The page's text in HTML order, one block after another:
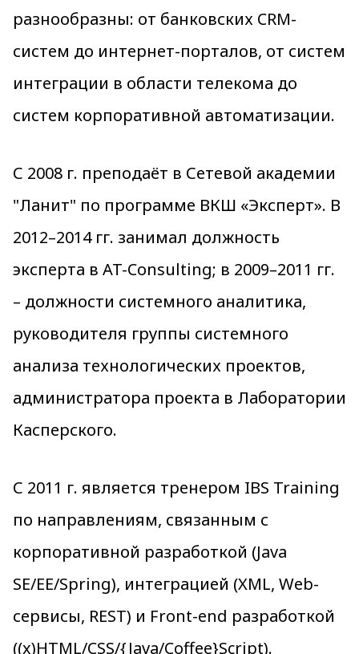
разнообразны: от банковских CRM-
систем до интернет-порталов, от систем
интеграции в области телекома до
систем корпоративной автоматизации.
С 2008 г. преподаёт в Сетевой академии
"Ланит" по программе ВКШ «Эксперт». В
2012–2014 гг. занимал должность
эксперта в AT-Consulting; в 2009–2011 гг.
– должности системного аналитика,
руководителя группы системного
анализа технологических проектов,
администратора проекта в Лаборатории
Касперского.
С 2011 г. является тренером IBS Training
по направлениям, связанным с
корпоративной разработкой (Java
SE/EE/Spring), интеграцией (XML, Web-
сервисы, REST) и Front-end разработкой
((x)HTML/CSS/{Java/Coffee}Script).